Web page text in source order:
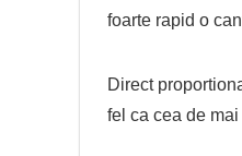
foarte rapid o
Direct
fel ca cea de